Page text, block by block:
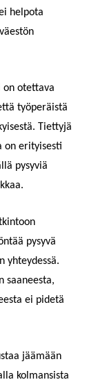
helpota
on otettava
työperäistä
Tiettyjä
on erityisesti
pysyviä
pysyvä
yhteydessä.
saaneesta,
ei pidetä
jäämään
kolmansista